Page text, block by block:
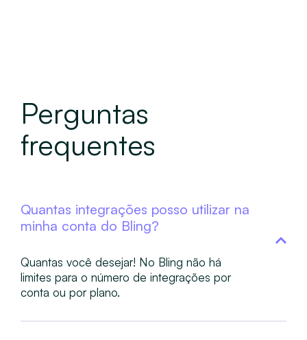
Perguntas
frequentes
Quantas integrações posso utilizar na
minha conta do Bling?
Quantas você desejar! No Bling não há
limites para o número de integrações por
conta ou por plano.